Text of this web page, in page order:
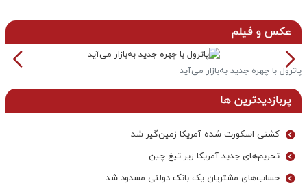
عکس و فیلم
پاترول با چهره جدید به‌بازار می‌آید
پربازدیدترین ها
کشتی اسکورت شده آمریکا زمین‌گیر شد
تحریم‌های جدید آمریکا زیر تیغ چین
حساب‌های مشتریان یک بانک‌ دولتی مسدود شد